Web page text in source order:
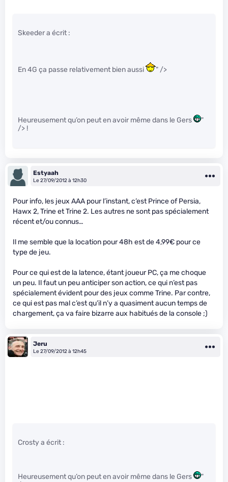
Skeeder a écrit :
En 4G ça passe relativement bien aussi " />
Heureusement qu’on peut en avoir même dans le Gers
"
/> !
Estyaah
Le 27/09/2012 à 12h30
Pour info, les jeux AAA pour l’instant, c’est Prince of Persia,
Hawx 2, Trine et Trine 2. Les autres ne sont pas spécialement
récent et/ou connus…
Il me semble que la location pour 48h est de 4,99€ pour ce
type de jeu.
Pour ce qui est de la latence, étant joueur PC, ça me choque
un peu. Il faut un peu anticiper son action, ce qui n’est pas
spécialement évident pour des jeux comme Trine. Par contre,
ce qui est pas mal c’est qu’il n’y a quasiment aucun temps de
chargement, ça va faire bizarre aux habitués de la console ;)
Jeru
Le 27/09/2012 à 12h45
Crosty a écrit :
Heureusement qu’on peut en avoir même dans le Gers
"